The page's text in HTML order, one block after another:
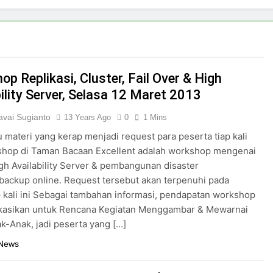
Pas-Pasan untuk Tabungan Investasi : Pengalaman
Hasil Panen Bawang Merah Membuat
Sampai Jadi Kebun Jagung: Proses Kecil di Zeze Zahra
Replikasi, Cluster, Fail Over & High
Server, Selasa 12 Maret 2013
Sugianto 13 Years Ago 0 1 Mins
materi yang kerap menjadi request para peserta tiap kali
di Taman Bacaan Excellent adalah workshop mengenai
Availability Server & pembangunan disaster
online. Request tersebut akan terpenuhi pada
ini Sebagai tambahan informasi, pendapatan workshop
untuk Rencana Kegiatan Menggambar & Mewarnai
Anak, jadi peserta yang […]